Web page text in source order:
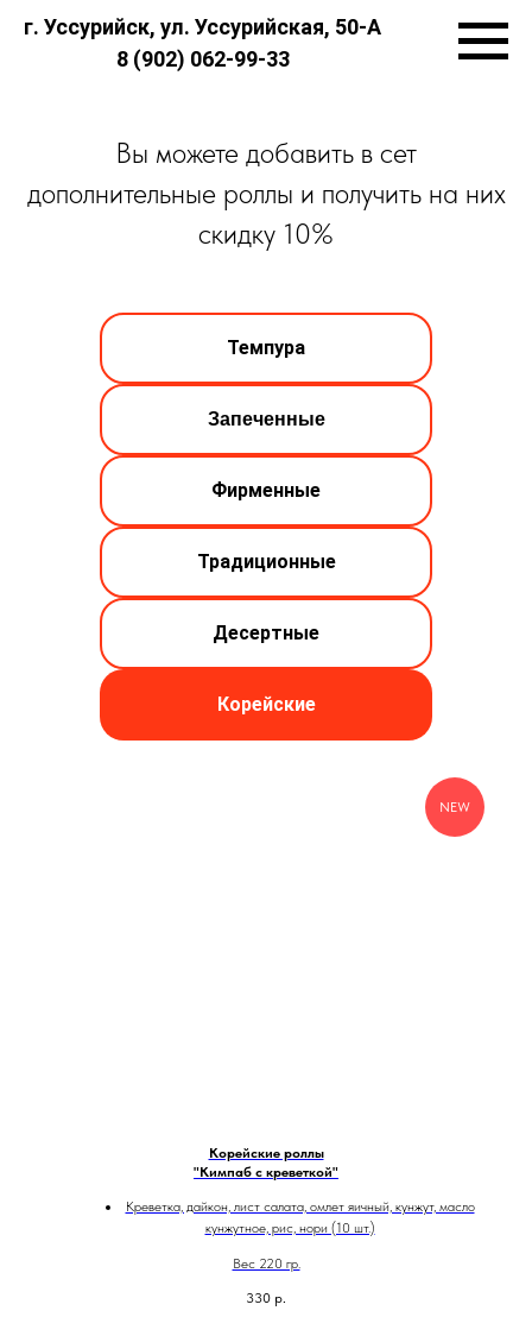
г. Уссурийск, ул. Уссурийская, 50-А
8 (902) 062-99-33
Вы можете добавить в сет
дополнительные роллы и получить на них
скидку 10%
Запеченные
Темпура
Фирменные
Традиционные
Десертные
Корейские
NEW
Корейские роллы
"Кимпаб с креветкой"
Креветка, дайкон, лист салата, омлет яичный, кунжут, масло
кунжутное, рис, нори (10 шт.)
Вес 220 гр.
330 р.